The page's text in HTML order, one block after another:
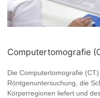
Computertomografie
Die Computertomografie
Röntgenuntersuchung, die
Körperregionen liefert und